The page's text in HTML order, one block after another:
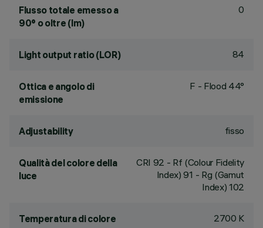
Flusso totale emesso a
90° o oltre (lm)
0
Light output ratio (LOR) 84
Ottica e angolo di
emissione
F - Flood 44°
Adjustability fisso
Qualità del colore della
luce
CRI 92 - Rf (Colour Fidelity
Index) 91 - Rg (Gamut
Index) 102
Temperatura di colore 2700 K